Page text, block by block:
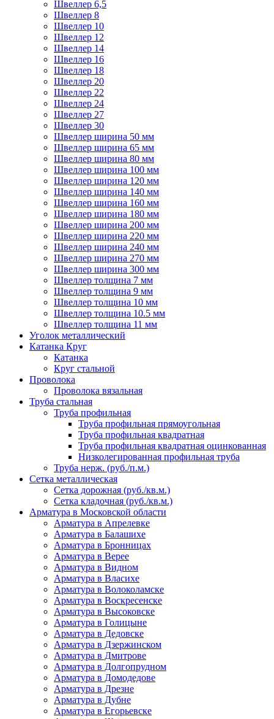
Швеллер 6,5
Швеллер 8
Швеллер 10
Швеллер 12
Швеллер 14
Швеллер 16
Швеллер 18
Швеллер 20
Швеллер 22
Швеллер 24
Швеллер 27
Швеллер 30
Швеллер ширина 50 мм
Швеллер ширина 65 мм
Швеллер ширина 80 мм
Швеллер ширина 100 мм
Швеллер ширина 120 мм
Швеллер ширина 140 мм
Швеллер ширина 160 мм
Швеллер ширина 180 мм
Швеллер ширина 200 мм
Швеллер ширина 220 мм
Швеллер ширина 240 мм
Швеллер ширина 270 мм
Швеллер ширина 300 мм
Швеллер толщина 7 мм
Швеллер толщина 9 мм
Швеллер толщина 10 мм
Швеллер толщина 10.5 мм
Швеллер толщина 11 мм
Уголок металлический
Катанка Круг
Катанка
Круг стальной
Проволока
Проволока вязальная
Труба стальная
Труба профильная
Труба профильная прямоугольная
Труба профильная квадратная
Труба профильная квадратная оцинкованная
Низколегированная профильная труба
Труба нерж. (руб./п.м.)
Сетка металлическая
Сетка дорожная (руб./кв.м.)
Сетка кладочная (руб./кв.м.)
Арматура в Московской области
Арматура в Апрелевке
Арматура в Балашихе
Арматура в Бронницах
Арматура в Верее
Арматура в Видном
Арматура в Власихе
Арматура в Волоколамске
Арматура в Воскресенске
Арматура в Высоковске
Арматура в Голицыне
Арматура в Дедовске
Арматура в Дзержинском
Арматура в Дмитрове
Арматура в Долгопрудном
Арматура в Домодедове
Арматура в Дрезне
Арматура в Дубне
Арматура в Егорьевске